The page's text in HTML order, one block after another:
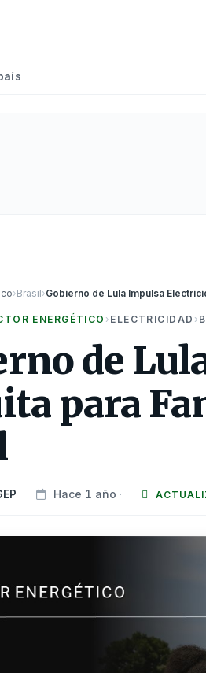
›Brasil›
ENERGÉTICO › ELECTRICIDAD ›
de
para
Hace 1 año ·